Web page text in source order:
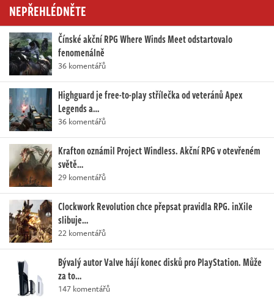
NEPŘEHLÉDNĚTE
Čínské akční RPG Where Winds Meet odstartovalo
fenomenálně
36 komentářů
Highguard je free-to-play střílečka od veteránů Apex
Legends a…
36 komentářů
Krafton oznámil Project Windless. Akční RPG v otevřeném
světě…
29 komentářů
Clockwork Revolution chce přepsat pravidla RPG. inXile
slibuje…
22 komentářů
Bývalý autor Valve hájí konec disků pro PlayStation. Může
za to…
147 komentářů